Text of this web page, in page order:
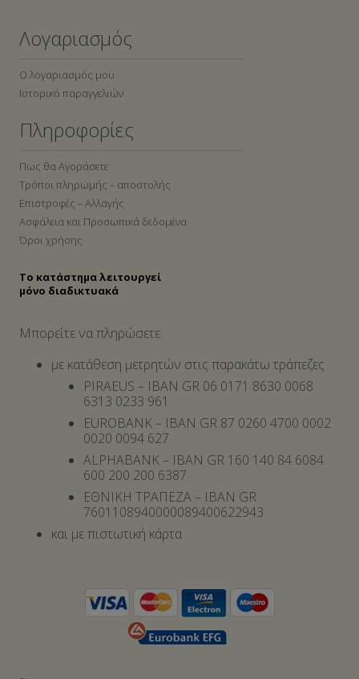
Λογαριασμός
Ο λογαριασμός μου
Ιστορικό παραγγελιών
Πληροφορίες
Πως θα Αγοράσετε
Τρόποι πληρωμής – αποστολής
Επιστροφές – Αλλαγής
Ασφάλεια και Προσωπικά δεδομένα
Όροι χρήσης
Το κατάστημα λειτουργεί
μόνο διαδικτυακά
Μπορείτε να πληρώσετε:
με κατάθεση μετρητών στις παρακάτω τράπεζες
PIRAEUS – IBAN GR 06 0171 8630 0068
6313 0233 961
EUROBANK – IBAN GR 87 0260 4700 0002
0020 0094 627
ALPHABANK – IBAN GR 160 140 84 6084
600 200 200 6387
ΕΘΝΙΚΗ ΤΡΑΠΕΖΑ – IBAN GR
7601108940000089400622943
και με πιστωτική κάρτα